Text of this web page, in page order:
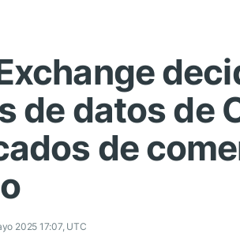
de datos de
de
2025 17:07, UTC